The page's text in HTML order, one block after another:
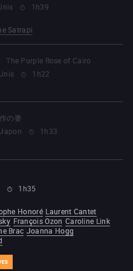
1h39
Satrapi
The Purple Rose of Cairo
1h22
の妻
Japon 1h33
1h35
Honoré Laurent Cantet
François Ozon Caroline Link
Brac Joanna Hogg